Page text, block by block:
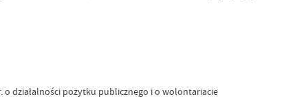
działalności pożytku publicznego i o wolontariacie